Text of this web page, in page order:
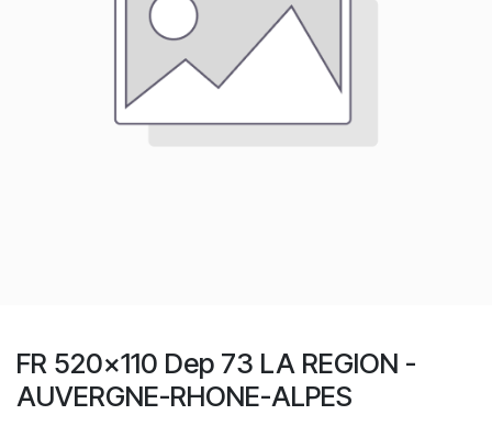
FR 520x110 Dep 73 LA REGION -
AUVERGNE-RHONE-ALPES